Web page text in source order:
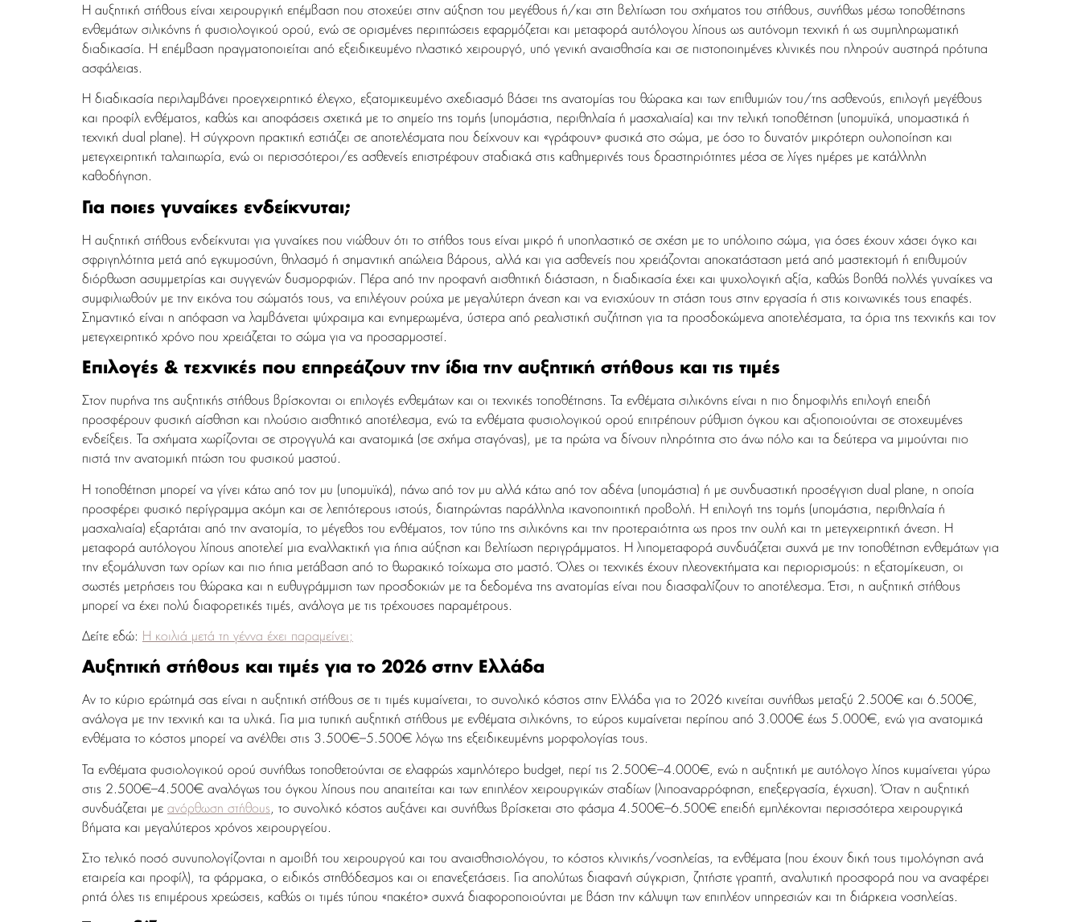
Η αυξητική στήθους είναι χειρουργική επέμβαση που στοχεύει στην αύξηση του μεγέθους ή/και στη βελτίωση του σχήματος του στήθους, συνήθως μέσω τοποθέτησης
ενθεμάτων σιλικόνης ή φυσιολογικού ορού, ενώ σε ορισμένες περιπτώσεις εφαρμόζεται και μεταφορά αυτόλογου λίπους ως αυτόνομη τεχνική ή ως συμπληρωματική
διαδικασία. Η επέμβαση πραγματοποιείται από εξειδικευμένο πλαστικό χειρουργό, υπό γενική αναισθησία και σε πιστοποιημένες κλινικές που πληρούν αυστηρά πρότυπα
ασφάλειας.
Η διαδικασία περιλαμβάνει προεγχειρητικό έλεγχο, εξατομικευμένο σχεδιασμό βάσει της ανατομίας του θώρακα και των επιθυμιών του/της ασθενούς, επιλογή μεγέθους
και προφίλ ενθέματος, καθώς και αποφάσεις σχετικά με το σημείο της τομής (υπομάστια, περιθηλαία ή μασχαλιαία) και την τελική τοποθέτηση (υπομυϊκά, υπομαστικά ή
τεχνική dual plane). Η σύγχρονη πρακτική εστιάζει σε αποτελέσματα που δείχνουν και «γράφουν» φυσικά στο σώμα, με όσο το δυνατόν μικρότερη ουλοποίηση και
μετεγχειρητική ταλαιπωρία, ενώ οι περισσότεροι/ες ασθενείς επιστρέφουν σταδιακά στις καθημερινές τους δραστηριότητες μέσα σε λίγες ημέρες με κατάλληλη
καθοδήγηση.
Για ποιες γυναίκες ενδείκνυται;
Η αυξητική στήθους ενδείκνυται για γυναίκες που νιώθουν ότι το στήθος τους είναι μικρό ή υποπλαστικό σε σχέση με το υπόλοιπο σώμα, για όσες έχουν χάσει όγκο και
σφριγηλότητα μετά από εγκυμοσύνη, θηλασμό ή σημαντική απώλεια βάρους, αλλά και για ασθενείς που χρειάζονται αποκατάσταση μετά από μαστεκτομή ή επιθυμούν
διόρθωση ασυμμετρίας και συγγενών δυσμορφιών. Πέρα από την προφανή αισθητική διάσταση, η διαδικασία έχει και ψυχολογική αξία, καθώς βοηθά πολλές γυναίκες να
συμφιλιωθούν με την εικόνα του σώματός τους, να επιλέγουν ρούχα με μεγαλύτερη άνεση και να ενισχύουν τη στάση τους στην εργασία ή στις κοινωνικές τους επαφές.
Σημαντικό είναι η απόφαση να λαμβάνεται ψύχραιμα και ενημερωμένα, ύστερα από ρεαλιστική συζήτηση για τα προσδοκώμενα αποτελέσματα, τα όρια της τεχνικής και τον
μετεγχειρητικό χρόνο που χρειάζεται το σώμα για να προσαρμοστεί.
Επιλογές & τεχνικές που επηρεάζουν την ίδια την αυξητική στήθους και τις τιμές
Στον πυρήνα της αυξητικής στήθους βρίσκονται οι επιλογές ενθεμάτων και οι τεχνικές τοποθέτησης. Τα ενθέματα σιλικόνης είναι η πιο δημοφιλής επιλογή επειδή
προσφέρουν φυσική αίσθηση και πλούσιο αισθητικό αποτέλεσμα, ενώ τα ενθέματα φυσιολογικού ορού επιτρέπουν ρύθμιση όγκου και αξιοποιούνται σε στοχευμένες
ενδείξεις. Τα σχήματα χωρίζονται σε στρογγυλά και ανατομικά (σε σχήμα σταγόνας), με τα πρώτα να δίνουν πληρότητα στο άνω πόλο και τα δεύτερα να μιμούνται πιο
πιστά την ανατομική πτώση του φυσικού μαστού.
Η τοποθέτηση μπορεί να γίνει κάτω από τον μυ (υπομυϊκά), πάνω από τον μυ αλλά κάτω από τον αδένα (υπομάστια) ή με συνδυαστική προσέγγιση dual plane, η οποία
προσφέρει φυσικό περίγραμμα ακόμη και σε λεπτότερους ιστούς, διατηρώντας παράλληλα ικανοποιητική προβολή. Η επιλογή της τομής (υπομάστια, περιθηλαία ή
μασχαλιαία) εξαρτάται από την ανατομία, το μέγεθος του ενθέματος, τον τύπο της σιλικόνης και την προτεραιότητα ως προς την ουλή και τη μετεγχειρητική άνεση. Η
μεταφορά αυτόλογου λίπους αποτελεί μια εναλλακτική για ήπια αύξηση και βελτίωση περιγράμματος. Η λιπομεταφορά συνδυάζεται συχνά με την τοποθέτηση ενθεμάτων για
την εξομάλυνση των ορίων και πιο ήπια μετάβαση από το θωρακικό τοίχωμα στο μαστό. Όλες οι τεχνικές έχουν πλεονεκτήματα και περιορισμούς: η εξατομίκευση, οι
σωστές μετρήσεις του θώρακα και η ευθυγράμμιση των προσδοκιών με τα δεδομένα της ανατομίας είναι που διασφαλίζουν το αποτέλεσμα. Έτσι, η αυξητική στήθους
μπορεί να έχει πολύ διαφορετικές τιμές, ανάλογα με τις τρέχουσες παραμέτρους.
Δείτε εδώ: Η κοιλιά μετά τη γέννα έχει παραμείνει;
Αυξητική στήθους και τιμές για το 2026 στην Ελλάδα
Αν το κύριο ερώτημά σας είναι η αυξητική στήθους σε τι τιμές κυμαίνεται, το συνολικό κόστος στην Ελλάδα για το 2026 κινείται συνήθως μεταξύ 2.500€ και 6.500€,
ανάλογα με την τεχνική και τα υλικά. Για μια τυπική αυξητική στήθους με ενθέματα σιλικόνης, το εύρος κυμαίνεται περίπου από 3.000€ έως 5.000€, ενώ για ανατομικά
ενθέματα το κόστος μπορεί να ανέλθει στις 3.500€–5.500€ λόγω της εξειδικευμένης μορφολογίας τους.
Τα ενθέματα φυσιολογικού ορού συνήθως τοποθετούνται σε ελαφρώς χαμηλότερο budget, περί τις 2.500€–4.000€, ενώ η αυξητική με αυτόλογο λίπος κυμαίνεται γύρω
στις 2.500€–4.500€ αναλόγως του όγκου λίπους που απαιτείται και των επιπλέον χειρουργικών σταδίων (λιποαναρρόφηση, επεξεργασία, έγχυση). Όταν η αυξητική
συνδυάζεται με ανόρθωση στήθους, το συνολικό κόστος αυξάνει και συνήθως βρίσκεται στο φάσμα 4.500€–6.500€ επειδή εμπλέκονται περισσότερα χειρουργικά
βήματα και μεγαλύτερος χρόνος χειρουργείου.
Στο τελικό ποσό συνυπολογίζονται η αμοιβή του χειρουργού και του αναισθησιολόγου, το κόστος κλινικής/νοσηλείας, τα ενθέματα (που έχουν δική τους τιμολόγηση ανά
εταιρεία και προφίλ), τα φάρμακα, ο ειδικός στηθόδεσμος και οι επανεξετάσεις. Για απολύτως διαφανή σύγκριση, ζητήστε γραπτή, αναλυτική προσφορά που να αναφέρει
ρητά όλες τις επιμέρους χρεώσεις, καθώς οι τιμές τύπου «πακέτο» συχνά διαφοροποιούνται με βάση την κάλυψη των επιπλέον υπηρεσιών και τη διάρκεια νοσηλείας.